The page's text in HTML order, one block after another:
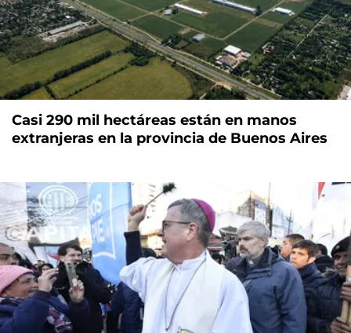
Casi 290 mil hectáreas están en manos
extranjeras en la provincia de Buenos Aires